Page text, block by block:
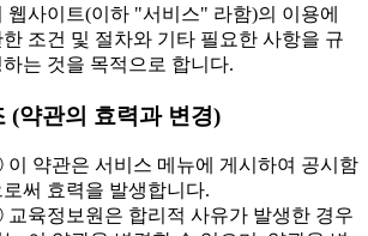
웹사이트(이하 "서비스" 라함)의 이용에
한 조건 및 절차와 기타 필요한 사항을 규
하는 것을 목적으로 합니다.
(약관의 효력과 변경)
약관은 서비스 메뉴에 게시하여 공시함
로써 효력을 발생합니다.
육정보원은 합리적 사유가 발생한 경우